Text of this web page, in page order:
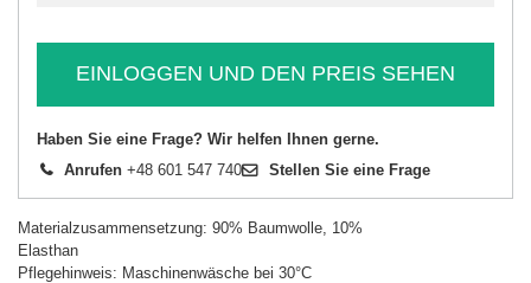
EINLOGGEN UND DEN PREIS SEHEN
Haben Sie eine Frage? Wir helfen Ihnen gerne.
Anrufen +48 601 547 740 Stellen Sie eine Frage
Materialzusammensetzung: 90% Baumwolle, 10%
Elasthan
Pflegehinweis: Maschinenwäsche bei 30°C